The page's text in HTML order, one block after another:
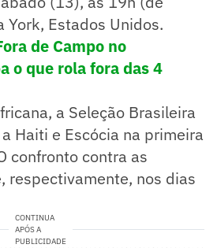
York, Estados Unidos.
de Campo no
o que rola fora das 4
a Seleção Brasileira
Haiti e Escócia na primeira
confronto contra as
respectivamente, nos dias
CONTINUA
APÓS A
PUBLICIDADE